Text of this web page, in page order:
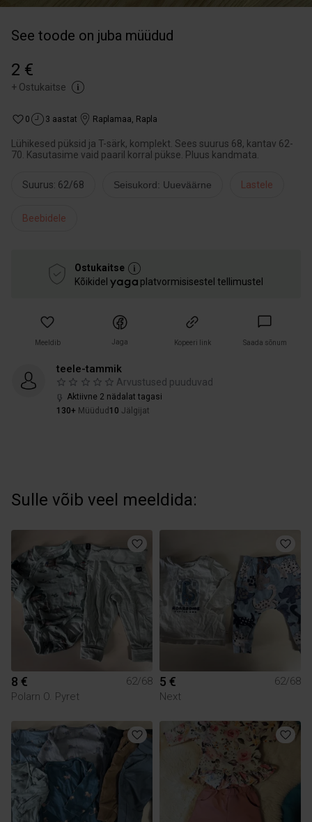
See toode on juba müüdud
2 €
+ Ostukaitse
0 3 aastat Raplamaa, Rapla
Lühikesed püksid ja T-särk, komplekt. Sees suurus 68, kantav 62-
70. Kasutasime vaid paaril korral pükse. Pluus kandmata.
Suurus: 62/68 Seisukord: Uueväärne Lastele
Beebidele
Ostukaitse
Kõikidel
platvormisisestel tellimustel
Meeldib Jaga Kopeeri link Saada sõnum
teele-tammik
Arvustused puuduvad
Aktiivne 2 nädalat tagasi
130+ Müüdud 10 Jälgijat
Sulle võib veel meeldida:
8 €
62/68
Polarn O. Pyret
5 €
62/68
Next